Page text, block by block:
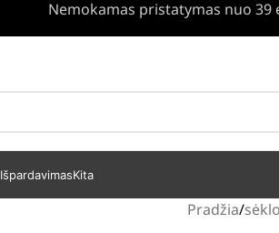
Nemokamas pristatymas nuo 39
IšpardavimasKita
Pradžia